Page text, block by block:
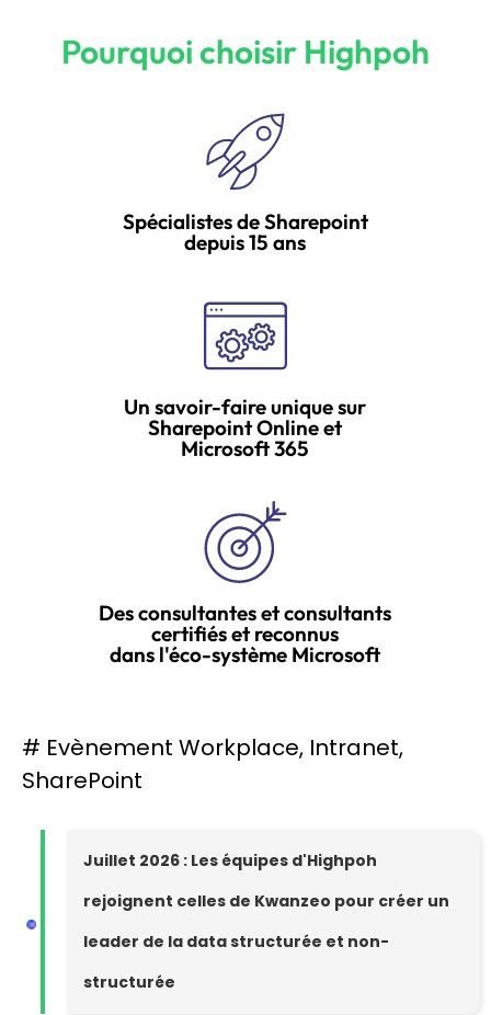
Pourquoi choisir Highpoh
Spécialistes de Sharepoint
depuis 15 ans
Un savoir-faire unique sur
Sharepoint Online et
Microsoft 365
Des consultantes et consultants
certifiés et reconnus
dans l'éco-système Microsoft
# Evènement Workplace, Intranet,
SharePoint
Juillet 2026 : Les équipes d'Highpoh
rejoignent celles de Kwanzeo pour créer un
leader de la data structurée et non-
structurée